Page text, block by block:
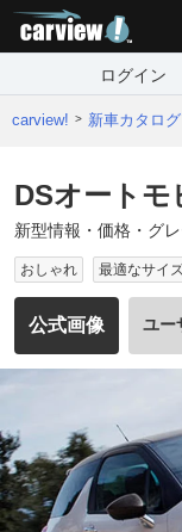
ログイン
carview! 新車カタログ
DSオートモ
新型情報・価格・グ
おしゃれ 最適なサイ
公式画像 ユー